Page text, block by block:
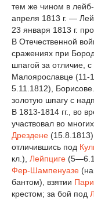
тем же чином в лейб-
апреля 1813 г. —
23 января 1813 г.
В Отечественной
сражениях при
шпагой за отличие,
Малоярославце (11-
5.11.1812),
золотую шпагу с
В 1813-1814 гг., во
участвовал во
Дрездене
отличившись под
кл.), Лейпциге
Фер-Шампенуазе
бантом), взятии
крестом; за бой под